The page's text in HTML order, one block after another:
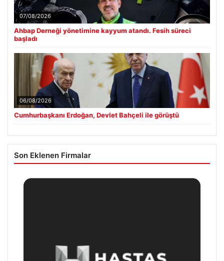
07/08/2026
Ahbap Derneği yönetimine kayyum atandı. Fesih süreci
başladı
06/08/2026
Cumhurbaşkanı Erdoğan, Devlet Bahçeli ile görüştü
Son Eklenen Firmalar